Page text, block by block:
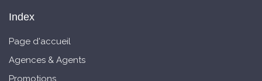
Index
Page d'accueil
Agences & Agents
Promotions